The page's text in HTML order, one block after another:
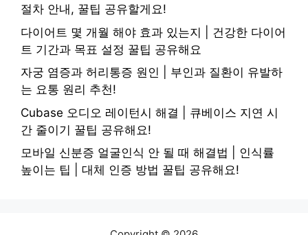
절차 안내, 꿀팁 공유할게요!
다이어트 몇 개월 해야 효과 있는지 | 건강한 다이어
트 기간과 목표 설정 꿀팁 공유해요
자궁 염증과 허리통증 원인 | 부인과 질환이 유발하
는 요통 원리 추천!
Cubase 오디오 레이턴시 해결 | 큐베이스 지연 시
간 줄이기 꿀팁 공유해요!
모바일 신분증 얼굴인식 안 될 때 해결법 | 인식률
높이는 팁 | 대체 인증 방법 꿀팁 공유해요!